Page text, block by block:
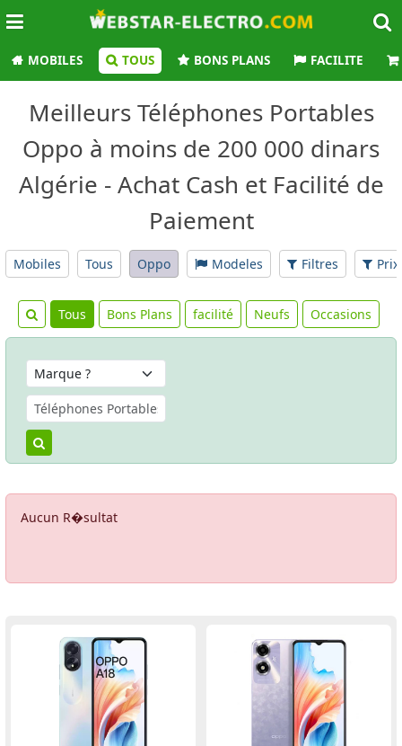
MOBILES TOUS BONS PLANS FACILITE
Meilleurs Téléphones Portables
Oppo à moins de 200 000 dinars
Algérie - Achat Cash et Facilité de
Paiement
Mobiles Tous Oppo Modeles Filtres Prix
Tous Bons Plans facilité Neufs Occasions
Aucun R�sultat